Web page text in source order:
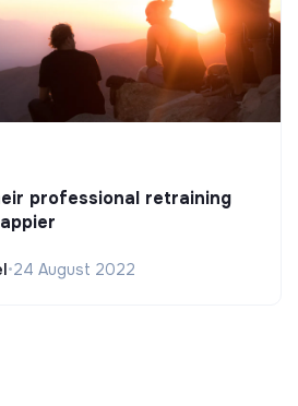
professional retraining
•24 August 2022